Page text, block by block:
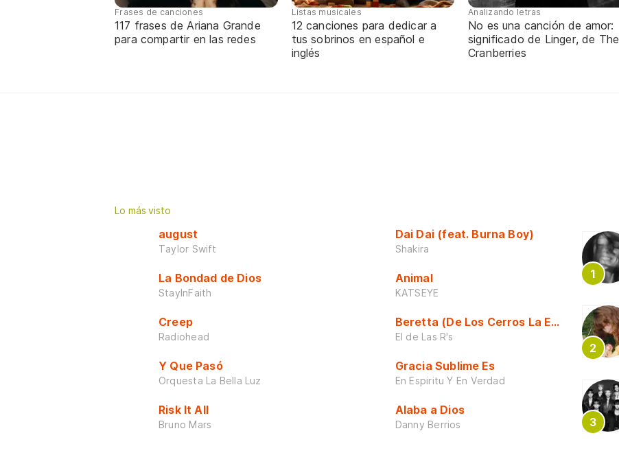
Frases de canciones
117 frases de Ariana Grande
para compartir en las redes
Listas musicales
12 canciones para dedicar a
tus sobrinos en español e
inglés
Analizando letras
No es una canción de amor:
significado de Linger, de The
Cranberries
Lo más visto
august
Taylor Swift
La Bondad de Dios
StayInFaith
Creep
Radiohead
Y Que Pasó
Orquesta La Bella Luz
Risk It All
Bruno Mars
Dai Dai (feat. Burna Boy)
Shakira
Animal
KATSEYE
Beretta (De Los Cerros La Escuela)
El de Las R's
Gracia Sublime Es
En Espiritu Y En Verdad
Alaba a Dios
Danny Berrios